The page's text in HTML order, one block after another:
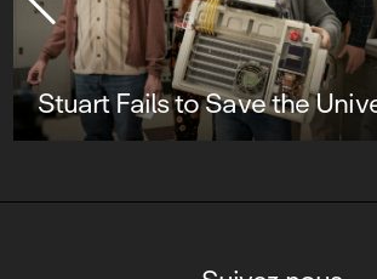
Stuart Fails to Save the